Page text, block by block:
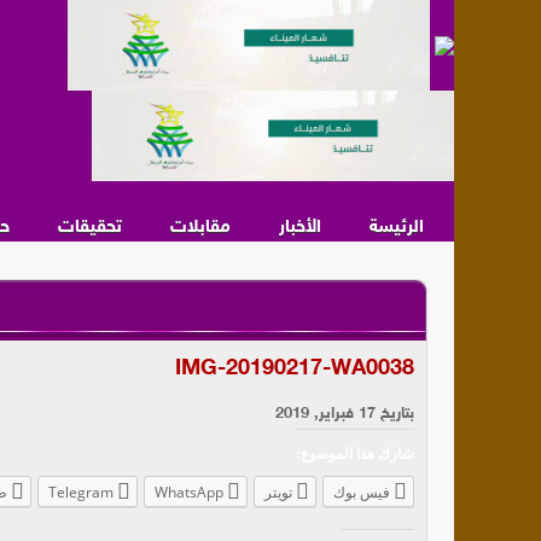
الرئيسة الأخبار مقابلات تحقيقات
IMG-20190217-WA0038
بتاريخ 17 فبراير, 2019
فيس بوك تويتر WhatsApp
Telegram